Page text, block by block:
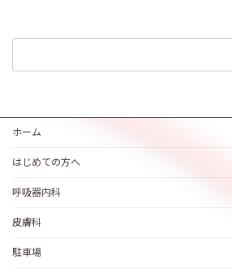
ホーム
はじめての方へ
呼吸器内科
皮膚科
駐車場